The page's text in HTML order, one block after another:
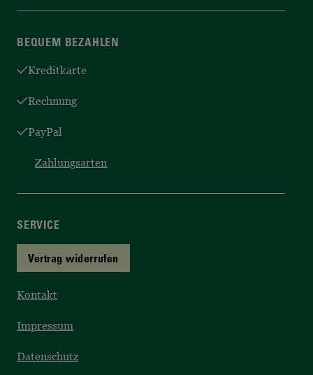
BEQUEM BEZAHLEN
Kreditkarte
Rechnung
PayPal
Zahlungsarten
SERVICE
Vertrag widerrufen
Kontakt
Impressum
Datenschutz